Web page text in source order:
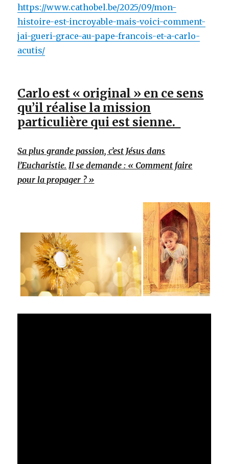
https://www.cathobel.be/2025/09/mon-
histoire-est-incroyable-mais-voici-comment-
jai-gueri-grace-au-pape-francois-et-a-carlo-
acutis/
Carlo est « original » en ce sens
qu’il réalise la mission
particulière qui est sienne.
Sa plus grande passion, c’est Jésus dans
l’Eucharistie. Il se demande : « Comment faire
pour la propager ? »